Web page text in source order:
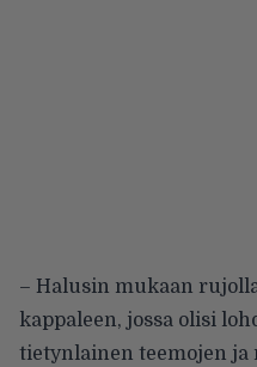
– Halusin mukaan
kappaleen, jossa olisi
tietynlainen teemojen ja